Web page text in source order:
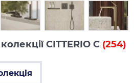
CITTERIO C (254)